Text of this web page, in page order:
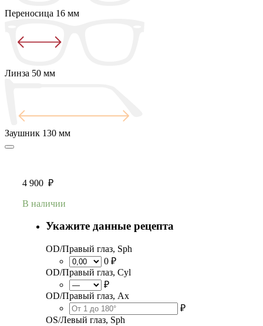
Переносица 16 мм
Линза 50 мм
Заушник 130 мм
4 900 ₽
В наличии
Укажите данные рецепта
OD/Правый глаз, Sph
0 ₽
OD/Правый глаз, Cyl
₽
OD/Правый глаз, Ax
₽
OS/Левый глаз, Sph